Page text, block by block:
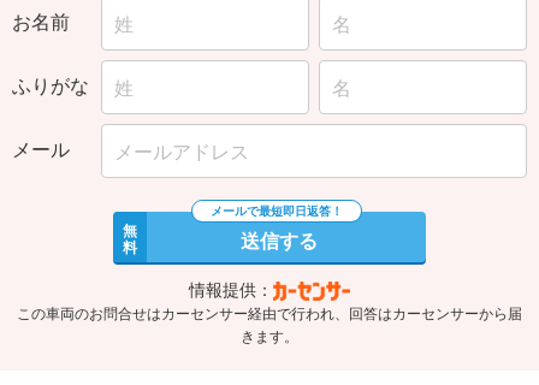
お名前
ふりがな
メール
無
料 送信する
情報提供：
この車両のお問合せはカーセンサー経由で行われ、回答はカーセンサーから届
きます。